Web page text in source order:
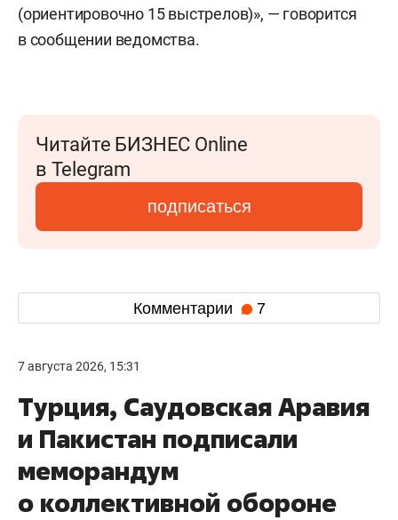
(ориентировочно 15 выстрелов)», — говорится
в сообщении ведомства.
Читайте БИЗНЕС Online
в Telegram
подписаться
Комментарии 7
7 августа 2026, 15:31
Турция, Саудовская Аравия
и Пакистан подписали
меморандум
о коллективной обороне